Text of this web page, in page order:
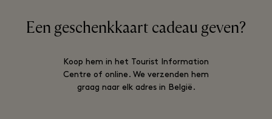
Een geschenkkaart cadeau geven?
Koop hem in het Tourist Information
Centre of online. We verzenden hem
graag naar elk adres in België.